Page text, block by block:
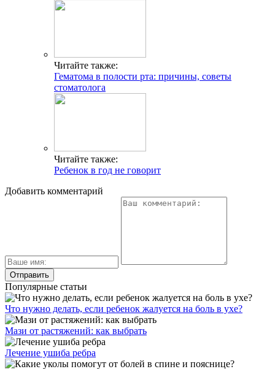
Читайте также:
Гематома в полости рта: причины, советы
стоматолога
Читайте также:
Ребенок в год не говорит
Добавить комментарий
Популярные статьи
Что нужно делать, если ребенок жалуется на боль в ухе?
Мази от растяжений: как выбрать
Лечение ушиба ребра